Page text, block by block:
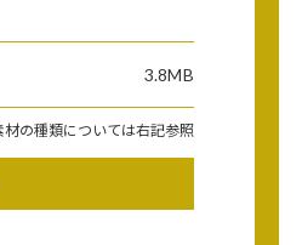
3.8MB
の種類については右記参照